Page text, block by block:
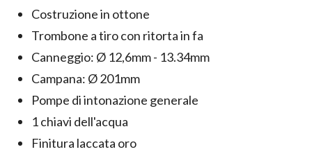
Costruzione in ottone
Trombone a tiro con ritorta in fa
Canneggio: Ø 12,6mm - 13.34mm
Campana: Ø 201mm
Pompe di intonazione generale
1 chiavi dell'acqua
Finitura laccata oro